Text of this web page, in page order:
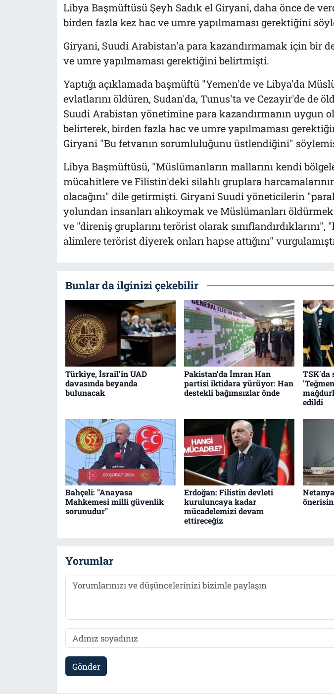
Libya Başmüftüsü Şeyh Sadık el Giryani, daha önce de
birden fazla kez hac ve umre yapılmaması gerektiğini
Giryani, Suudi Arabistan'a para kazandırmamak için bir
ve umre yapılmaması gerektiğini belirtmişti.
Yaptığı açıklamada başmüftü "Yemen'de ve Libya'da
evlatlarını öldüren, Sudan'da, Tunus'ta ve Cezayir'de de
Suudi Arabistan yönetimine para kazandırmanın uygun
belirterek, birden fazla hac ve umre yapılmaması
Giryani "Bu fetvanın sorumluluğunu üstlendiğini"
Libya Başmüftüsü, "Müslümanların mallarını kendi
mücahitlere ve Filistin'deki silahlı gruplara
olacağını" dile getirmişti. Giryani Suudi yöneticilerin
yolundan insanları alıkoymak ve Müslümanları öldürmek
ve "direniş gruplarını terörist olarak sınıflandırdıklarını",
alimlere terörist diyerek onları hapse attığını"
Bunlar da ilginizi çekebilir
Türkiye, İsrail'in UAD
davasında beyanda
bulunacak
Pakistan'da İmran Han
partisi iktidara yürüyor: Han
destekli bağımsızlar önde
TSK'da
edildi
Bahçeli: "Anayasa
Mahkemesi milli güvenlik
sorunudur"
Erdoğan: Filistin devleti
kuruluncaya kadar
mücadelemizi devam
ettireceğiz
Yorumlar
Gönder